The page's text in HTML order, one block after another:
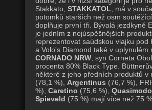
Stakkato, STAKKATOL , má v
potomků starších než osm
doplňuje první tři. Bývalá jezdkyně
je jedním z nejúspěšnějších
reprezentovat saúdskou vlajku
a Volo's Diamond také v
CORNADO NRW , syn Corneta
procenta 80% Black Type.
některé z jeho předních produktů
(78,1 %), Argentinus (76,7 %),
%), Caretino (75,6 %),
Spieveld (75 %) mají více než 75